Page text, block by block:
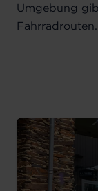
Umgebung
Fahrradrouten.